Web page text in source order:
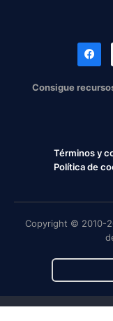
Consigue
Términos y
Política de
Copyright © 2010-